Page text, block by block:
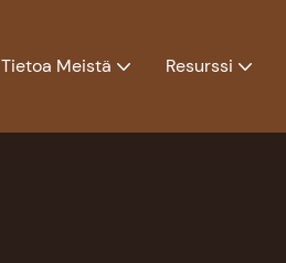
Tietoa Meistä Resurssi